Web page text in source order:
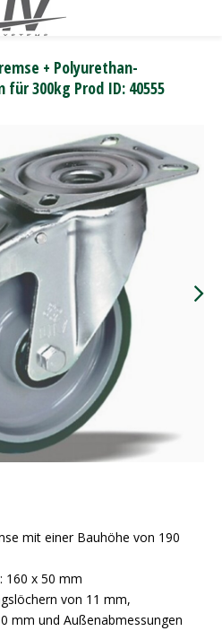
+ Polyurethan-
für 300kg Prod ID: 40555
mit einer Bauhöhe von 190
160 x 50 mm
von 11 mm,
mm und Außenabmessungen